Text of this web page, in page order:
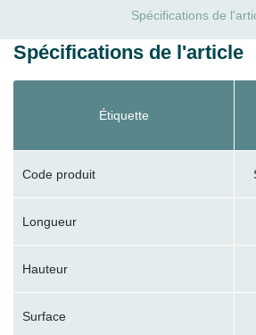
Spécifications de
Spécifications de l'article
Étiquette
Code produit
Longueur
Hauteur
Surface